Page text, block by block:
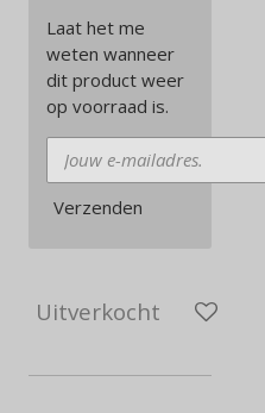
Laat het me
weten wanneer
dit product weer
op voorraad is.
Verzenden
Uitverkocht